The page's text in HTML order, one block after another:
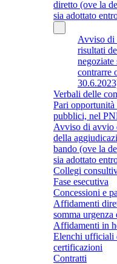
diretto (ove la
sia adottato
Avviso di
risultati
negoziate
contrarre
Verbali delle
Pari
pubblici, nel
Avviso di avvio
della
bando (ove la
sia adottato
Collegi
Fase esecutiva
Concessioni e
Affidamenti
somma
Affidamenti in
Elenchi ufficiali
certificazioni
Contratti